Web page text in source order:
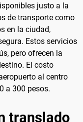
justo a la
de transporte como
en la ciudad,
Estos servicios
pero ofrecen la
El costo
al centro
a 300 pesos.
translado